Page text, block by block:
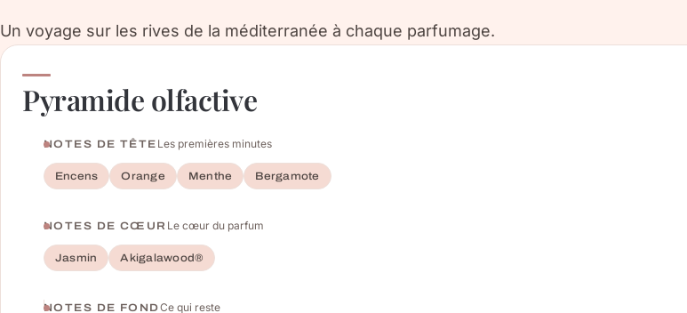
Un voyage sur les rives de la méditerranée à chaque parfumage.
Pyramide olfactive
NOTES DE TÊTE Les premières minutes
Encens Orange Menthe Bergamote
NOTES DE CŒUR Le cœur du parfum
Jasmin Akigalawood®
NOTES DE FONDCe qui reste